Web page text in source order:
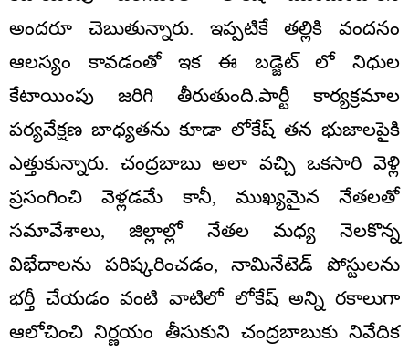
అందరూ చెబుతున్నారు. ఇప్పటికే తల్లికి వందనం
ఆలస్యం కావడంతో ఇక ఈ బడ్జెట్ లో నిధుల
కేటాయింపు జరిగి తీరుతుంది.పార్టీ కార్యక్రమాల
పర్యవేక్షణ బాధ్యతను కూడా లోకేష్ తన భుజాలపైకి
ఎత్తుకున్నారు. చంద్రబాబు అలా వచ్చి ఒకసారి వెళ్లి
ప్రసంగించి వెళ్లడమే కానీ, ముఖ్యమైన నేతలతో
సమావేశాలు, జిల్లాల్లో నేతల మధ్య నెలకొన్న
విభేదాలను పరిష్కరించడం, నామినేటెడ్ పోస్టులను
భర్తీ చేయడం వంటి వాటిలో లోకేష్ అన్ని రకాలుగా
ఆలోచించి నిర్ణయం తీసుకుని చంద్రబాబుకు నివేదిక